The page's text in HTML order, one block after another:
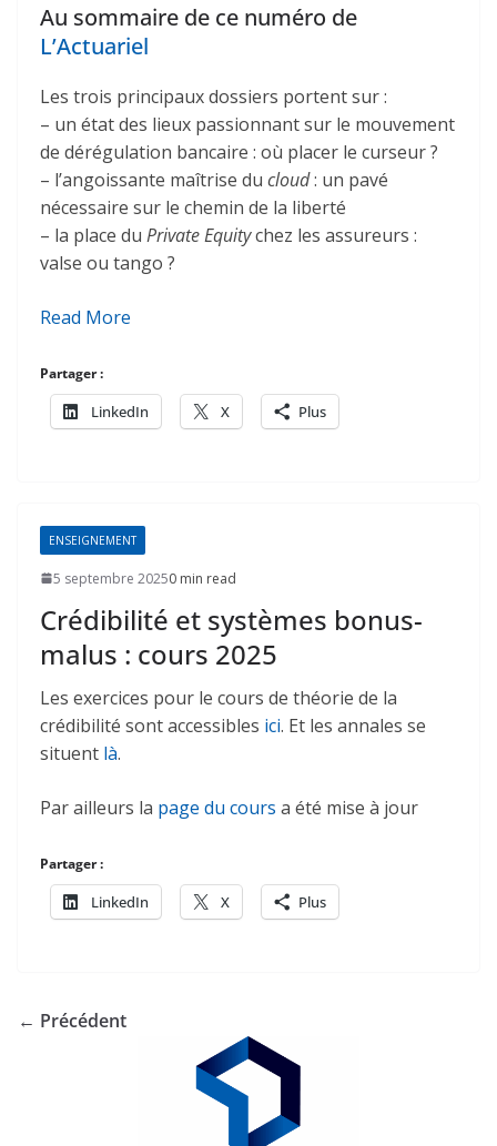
Au sommaire de ce numéro de
L’Actuariel
Les trois principaux dossiers portent sur :
– un état des lieux passionnant sur le mouvement
de dérégulation bancaire : où placer le curseur ?
– l’angoissante maîtrise du cloud: un pavé
nécessaire sur le chemin de la liberté
– la place du Private Equitychez les assureurs :
valse ou tango ?
Read More
Partager :
LinkedIn X Plus
ENSEIGNEMENT
5 septembre 20250 min read
Crédibilité et systèmes bonus-
malus : cours 2025
Les exercices pour le cours de théorie de la
crédibilité sont accessibles ici. Et les annales se
situent là.
Par ailleurs la page du cours a été mise à jour
Partager :
LinkedIn X Plus
← Précédent